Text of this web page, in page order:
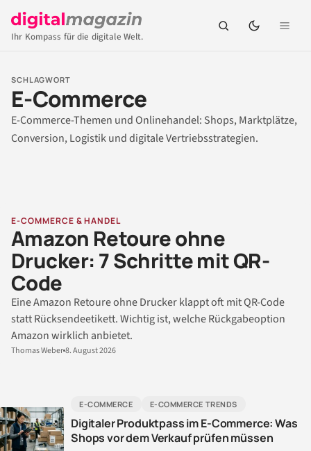
Ihr Kompass für die digitale Welt.
SCHLAGWORT
E-Commerce
E-Commerce-Themen und Onlinehandel: Shops, Marktplätze,
Conversion, Logistik und digitale Vertriebsstrategien.
E-COMMERCE & HANDEL
Amazon Retoure ohne
Drucker: 7 Schritte mit QR-
Code
Eine Amazon Retoure ohne Drucker klappt oft mit QR-Code
statt Rücksendeetikett. Wichtig ist, welche Rückgabeoption
Amazon wirklich anbietet.
Thomas Weber8. August 2026
E-COMMERCE E-COMMERCE TRENDS
Digitaler Produktpass im E-Commerce: Was
Shops vor dem Verkauf prüfen müssen